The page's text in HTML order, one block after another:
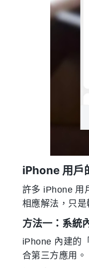
iPhone 用戶
許多 iPhone 用
相應解法，只是
方法一：系統
iPhone 內建的
合第三方應用。